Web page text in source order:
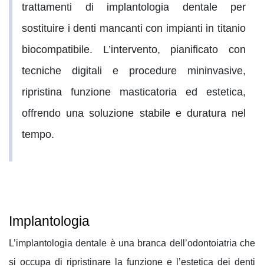
trattamenti di implantologia dentaleper
sostituire i denti mancanti con impianti in titanio
biocompatibile. L’intervento, pianificato con
tecniche digitali e procedure mininvasive,
ripristina funzione masticatoria ed estetica,
offrendo una soluzione stabile e duratura nel
tempo.
Implantologia
L’implantologia dentale è una branca dell’odontoiatria che
si occupa di ripristinare la funzione e l’estetica dei denti